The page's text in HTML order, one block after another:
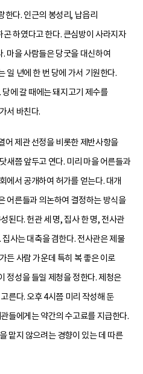
한다. 인근의 봉성리, 납읍리
하였다고 한다. 큰심방이 사라지자
마을 사람들은 당굿을 대신하여
일 년에 한 번 당에 가서 기원한다.
에 갈 때에는 돼지고기 제수를
서 바친다.
어 제관 선정을 비롯한 제반사항을
새쯤 앞두고 연다. 미리 마을 어른들과
에서 공개하여 허가를 얻는다. 대개
어른들과 의논하여 결정하는 방식을
된다. 헌관 세 명, 집사 한 명, 전사관
사는 대축을 겸한다. 전사관은 제물
든 사람 가운데 특히 복 좋은 이로
정성을 들일 제청을 정한다. 제청은
른다. 오후 4시쯤 미리 작성해 둔
들에게는 약간의 수고료를 지급한다.
맡지 않으려는 경향이 있는 데 따른